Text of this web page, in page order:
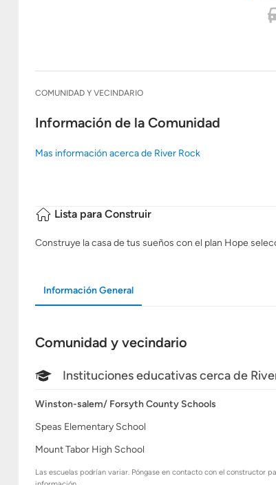
COMUNIDAD Y VECINDARIO
Información de la Comunidad
Mas información acerca de River Rock
Lista para Construir
Construye la casa de tus sueños con el plan Hope
Información General
Comunidad y vecindario
Instituciones educativas cerca de
Winston-salem/ Forsyth County Schools
Speas Elementary School
Mount Tabor High School
Las escuelas podrían variar. Póngase en contacto con el constructor